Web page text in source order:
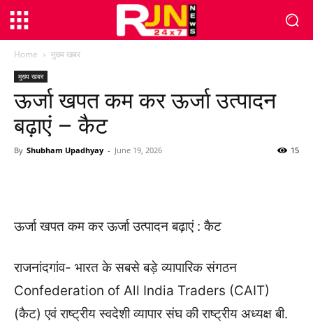
Home मुख्य खबर
मुख्य खबर
ऊर्जा खपत कम कर ऊर्जा उत्पादन
बढ़ाएं – कैट
By Shubham Upadhyay - June 19, 2026 15
ऊर्जा खपत कम कर ऊर्जा उत्पादन बढ़ाएं : कैट
राजनांदगांव- भारत के सबसे बड़े व्यापारिक संगठन
Confederation of All India Traders (CAIT)
(कैट) एवं राष्ट्रीय स्वदेशी व्यापार संघ की राष्ट्रीय अध्यक्ष बी.